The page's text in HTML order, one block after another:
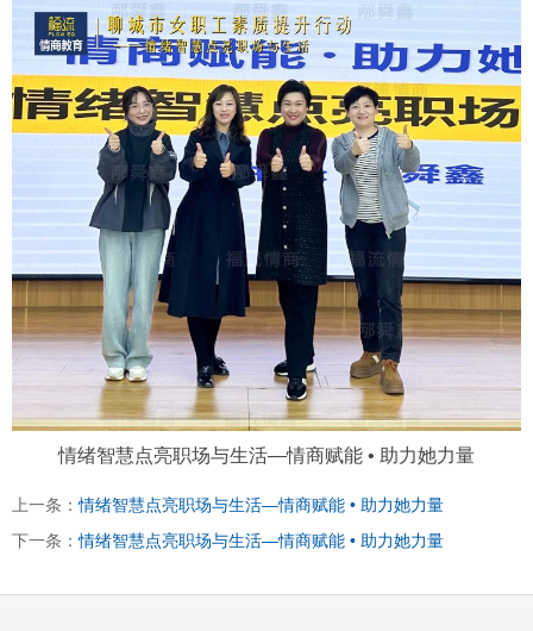
情绪智慧点亮职场与生活—情商赋能 • 助力她力量
上一条：情绪智慧点亮职场与生活—情商赋能 • 助力她力量
下一条：情绪智慧点亮职场与生活—情商赋能 • 助力她力量
扫描微信二维码 X